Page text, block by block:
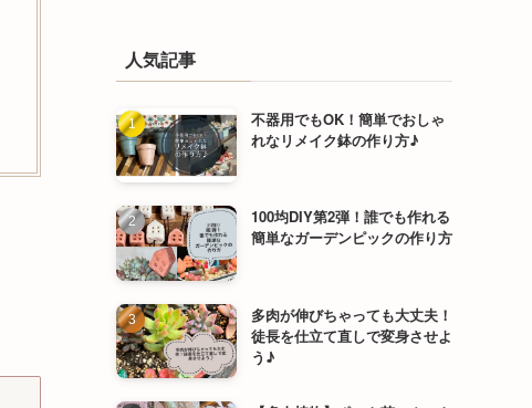
人気記事
不器用でもOK！簡単でおしゃ
れなリメイク鉢の作り方♪
100均DIY第2弾！誰でも作れる
簡単なガーデンピックの作り方
多肉が伸びちゃっても大丈夫！
徒長を仕立て直しで変身させよ
う♪